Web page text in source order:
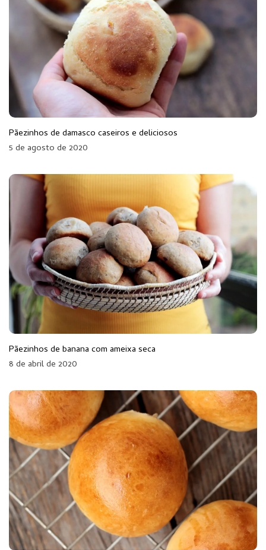
Pãezinhos de damasco caseiros e deliciosos
5 de agosto de 2020
Pãezinhos de banana com ameixa seca
8 de abril de 2020